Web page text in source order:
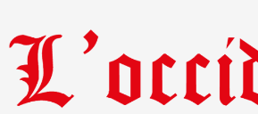
to
content